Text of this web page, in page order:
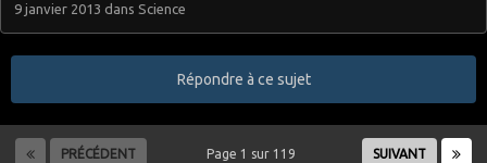
9 janvier 2013 dans Science
Répondre à ce sujet
PRÉCÉDENT SUIVANT
Page 1 sur 119